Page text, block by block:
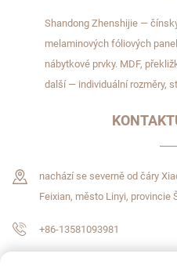
Shandong Zhenshijie —
melaminových fóliových
nábytkové prvky. MDF,
další — individuální rozměry,
nachází se severně od čáry
Feixian, město Linyi, provincie
+86-13581093981